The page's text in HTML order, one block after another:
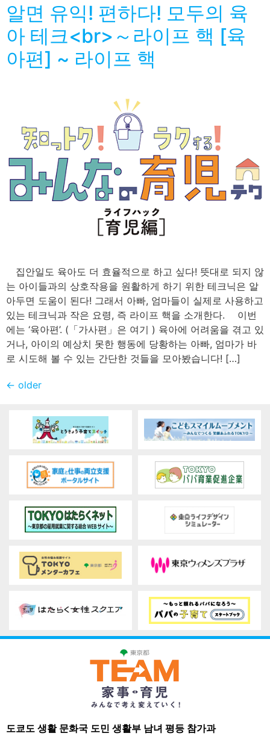
알면 유익! 편하다! 모두의 육
아 테크<br>～라이프 핵 [육
아편] ~ 라이프 핵
집안일도 육아도 더 효율적으로 하고 싶다! 뜻대로 되지 않
는 아이들과의 상호작용을 원활하게 하기 위한 테크닉은 알
아두면 도움이 된다! 그래서 아빠, 엄마들이 실제로 사용하고
있는 테크닉과 작은 요령, 즉 라이프 핵을 소개한다. 이번
에는 ‘육아편’. (「가사편」은 여기 ) 육아에 어려움을 겪고 있
거나, 아이의 예상치 못한 행동에 당황하는 아빠, 엄마가 바
로 시도해 볼 수 있는 간단한 것들을 모아봤습니다! […]
← older
도쿄도 생활 문화국 도민 생활부 남녀 평등 참가과